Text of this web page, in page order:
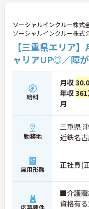
の職場です。介護経験
をお持ちの方、安定し
方におすすめです。
★おすすめPOINT★
・生活支援員からスタ
やエリアマネージャー
プの道筋が用意されて
るためポストも豊富に
ネジメント職への挑戦
す。
かりと整備されていま
明確にし、心身ともに
・グループホーム一棟
常時2～4名のスタッフ
配置や夜間複数名体制
追われることなくご利
ポートが可能です。施
ご自身の理想とする福
ソーシャルインクルー株式
ソーシャルインクルー株式
【三重県エリア
ャリアUP◎／障
給料
月収
年収361
月
勤務地
三重県
近鉄名
雇用形態 正社員(
■介護
資格有